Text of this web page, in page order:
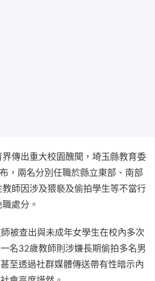
界傳出重大校園醜聞，埼玉縣教育委
，兩名分別任職於縣立東部、南部
師因涉及猥褻及偷拍學生等不當行
處分。
被查出與未成年女學生在校內多次
名32歲教師則涉嫌長期偷拍多名男
至透過社群媒體傳送帶有性暗示內